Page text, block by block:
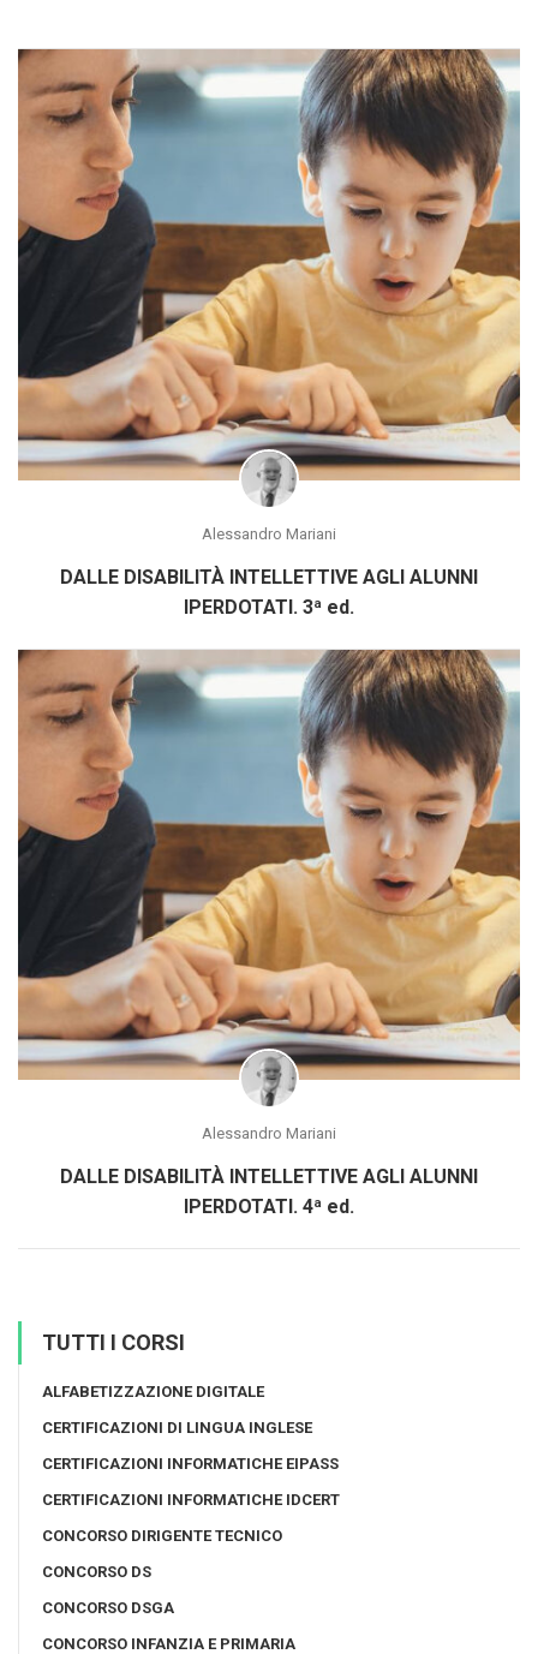
Alessandro Mariani
DALLE DISABILITÀ INTELLETTIVE AGLI ALUNNI
IPERDOTATI. 3ª ed.
Alessandro Mariani
DALLE DISABILITÀ INTELLETTIVE AGLI ALUNNI
IPERDOTATI. 4ª ed.
TUTTI I CORSI
ALFABETIZZAZIONE DIGITALE
CERTIFICAZIONI DI LINGUA INGLESE
CERTIFICAZIONI INFORMATICHE EIPASS
CERTIFICAZIONI INFORMATICHE IDCERT
CONCORSO DIRIGENTE TECNICO
CONCORSO DS
CONCORSO DSGA
CONCORSO INFANZIA E PRIMARIA